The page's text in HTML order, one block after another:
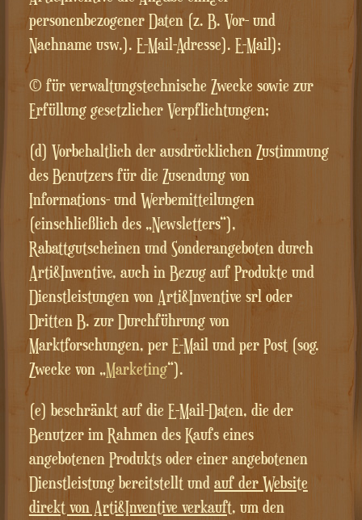
personenbezogener Daten (z. B. Vor- und
Nachname usw.). E-Mail-Adresse). E-Mail);
(c) für verwaltungstechnische Zwecke sowie zur
Erfüllung gesetzlicher Verpflichtungen;
(d) Vorbehaltlich der ausdrücklichen Zustimmung
des Benutzers für die Zusendung von
Informations- und Werbemitteilungen
(einschließlich des „Newsletters“),
Rabattgutscheinen und Sonderangeboten durch
Arti&Inventive, auch in Bezug auf Produkte und
Dienstleistungen von Arti&Inventive srl oder
Dritten B. zur Durchführung von
Marktforschungen, per E-Mail und per Post (sog.
Zwecke von „Marketing“).
(e) beschränkt auf die E-Mail-Daten, die der
Benutzer im Rahmen des Kaufs eines
angebotenen Produkts oder einer angebotenen
Dienstleistung bereitstellt und auf der Website
direkt von Arti&Inventive verkauft, um den